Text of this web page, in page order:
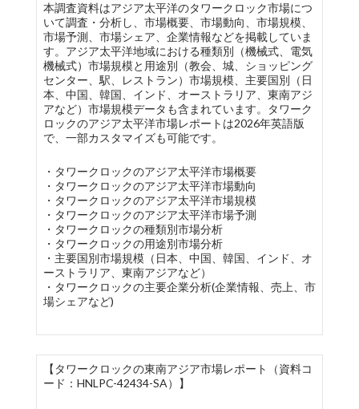
本調査資料はアジア太平洋のタワークロック市場につ
いて調査・分析し、市場概要、市場動向、市場規模、
市場予測、市場シェア、企業情報などを掲載していま
す。アジア太平洋地域における種類別（機械式、電気
機械式）市場規模と用途別（教会、城、ショッピング
センター、駅、レストラン）市場規模、主要国別（日
本、中国、韓国、インド、オーストラリア、東南アジ
アなど）市場規模データも含まれています。タワーク
ロックのアジア太平洋市場レポートは2026年英語版
で、一部カスタマイズも可能です。
・タワークロックのアジア太平洋市場概要
・タワークロックのアジア太平洋市場動向
・タワークロックのアジア太平洋市場規模
・タワークロックのアジア太平洋市場予測
・タワークロックの種類別市場分析
・タワークロックの用途別市場分析
・主要国別市場規模（日本、中国、韓国、インド、オ
ーストラリア、東南アジアなど）
・タワークロックの主要企業分析(企業情報、売上、市
場シェアなど)
【タワークロックの東南アジア市場レポート（資料コ
ード：HNLPC-42434-SA）】